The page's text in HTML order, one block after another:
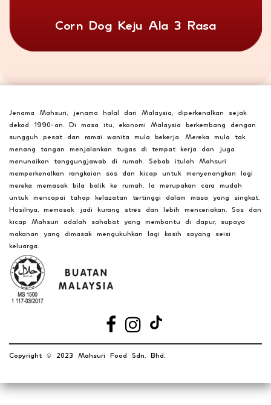
Corn Dog Keju Ala 3 Rasa
Jenama Mahsuri, jenama halal dari Malaysia, diperkenalkan sejak
dekad 1990-an. Di masa itu, ekonomi Malaysia berkembang dengan
sungguh pesat dan ramai wanita mula bekerja. Mereka mula tak
menang tangan menjalankan tugas di tempat kerja dan juga
menunaikan tanggungjawab di rumah. Sebab itulah Mahsuri
memperkenalkan rangkaian sos dan kicap untuk menyenangkan lagi
mereka memasak bila balik ke rumah. Ia merupakan cara mudah
untuk mencapai tahap kelazatan tertinggi dalam masa yang singkat.
Hasilnya, memasak jadi kurang stres dan lebih menceriakan. Sos dan
kicap Mahsuri adalah sahabat yang membantu di dapur, supaya
makanan yang dimasak mengukuhkan lagi kasih sayang seisi
keluarga.
Copyright ©️ 2023 Mahsuri Food Sdn. Bhd.